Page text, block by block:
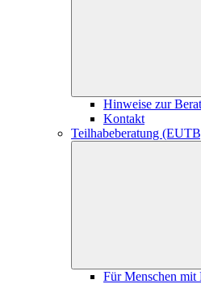
Hinweise zur
Kontakt
Teilhabeberatung
Für Menschen mit